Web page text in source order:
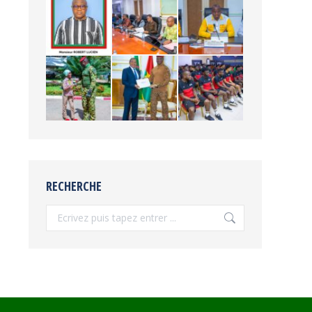
RECHERCHE
Recherche